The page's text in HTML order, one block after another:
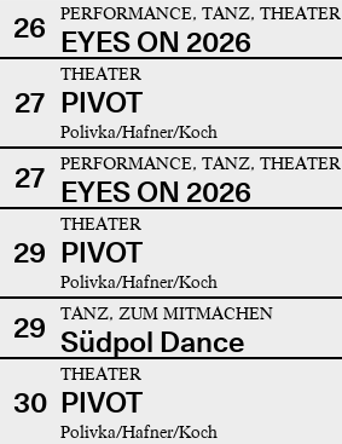
26
PERFORMANCE, TANZ, THEATER
EYES ON 2026
27
THEATER
PIVOT
Polivka/Hafner/Koch
27 PERFORMANCE, TANZ, THEATER
EYES ON 2026
29
THEATER
PIVOT
Polivka/Hafner/Koch
29 TANZ, ZUM MITMACHEN
Südpol Dance
30
THEATER
PIVOT
Polivka/Hafner/Koch